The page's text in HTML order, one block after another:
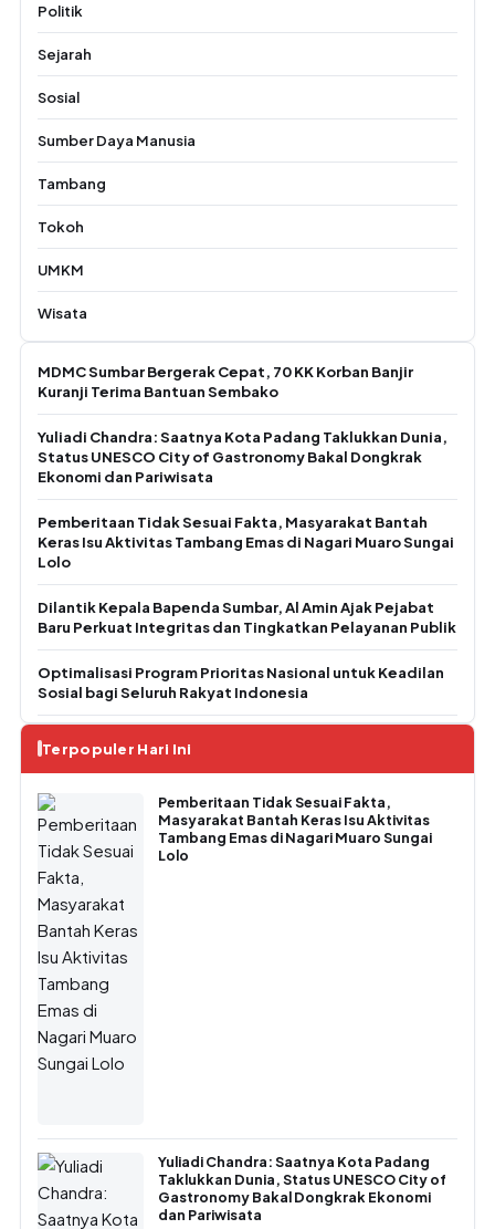
Politik
Sejarah
Sosial
Sumber Daya Manusia
Tambang
Tokoh
UMKM
Wisata
MDMC Sumbar Bergerak Cepat, 70 KK Korban Banjir
Kuranji Terima Bantuan Sembako
Yuliadi Chandra: Saatnya Kota Padang Taklukkan Dunia,
Status UNESCO City of Gastronomy Bakal Dongkrak
Ekonomi dan Pariwisata
Pemberitaan Tidak Sesuai Fakta, Masyarakat Bantah
Keras Isu Aktivitas Tambang Emas di Nagari Muaro Sungai
Lolo
Dilantik Kepala Bapenda Sumbar, Al Amin Ajak Pejabat
Baru Perkuat Integritas dan Tingkatkan Pelayanan Publik
Optimalisasi Program Prioritas Nasional untuk Keadilan
Sosial bagi Seluruh Rakyat Indonesia
Terpopuler Hari Ini
Pemberitaan Tidak Sesuai Fakta,
Masyarakat Bantah Keras Isu Aktivitas
Tambang Emas di Nagari Muaro Sungai
Lolo
Yuliadi Chandra: Saatnya Kota Padang
Taklukkan Dunia, Status UNESCO City of
Gastronomy Bakal Dongkrak Ekonomi
dan Pariwisata